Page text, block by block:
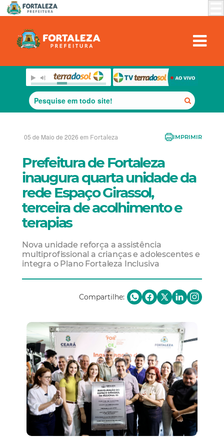
05 de Maio de 2026 em Fortaleza IMPRIMIR
Prefeitura de Fortaleza
inaugura quarta unidade da
rede Espaço Girassol,
terceira de acolhimento e
terapias
Nova unidade reforça a assistência
multiprofissional a crianças e adolescentes e
integra o Plano Fortaleza Inclusiva
Compartilhe: